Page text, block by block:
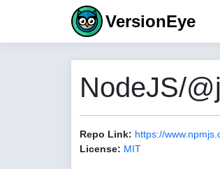
VersionEye
NodeJS/
Repo Link: https://
License: MIT